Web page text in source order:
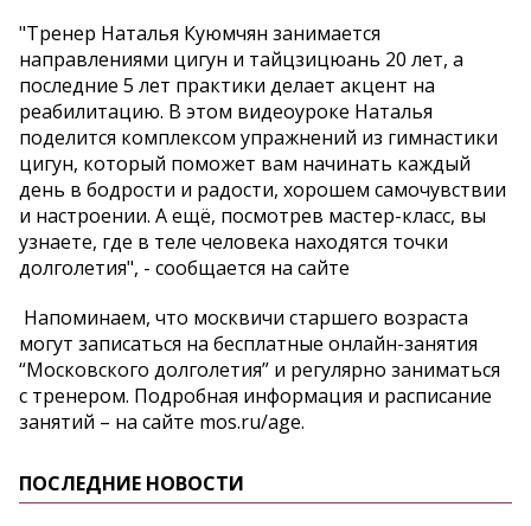
"Тренер Наталья Куюмчян занимается
направлениями цигун и тайцзицюань 20 лет, а
последние 5 лет практики делает акцент на
реабилитацию. В этом видеоуроке Наталья
поделится комплексом упражнений из гимнастики
цигун, который поможет вам начинать каждый
день в бодрости и радости, хорошем самочувствии
и настроении. А ещё, посмотрев мастер-класс, вы
узнаете, где в теле человека находятся точки
долголетия", - сообщается на сайте
Напоминаем, что москвичи старшего возраста
могут записаться на бесплатные онлайн-занятия
“Московского долголетия” и регулярно заниматься
с тренером. Подробная информация и расписание
занятий – на сайте mos.ru/age.
ПОСЛЕДНИЕ НОВОСТИ